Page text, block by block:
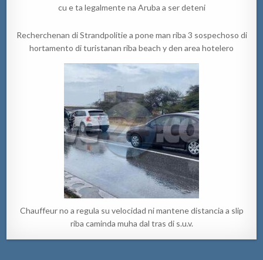
cu e ta legalmente na Aruba a ser deteni
Recherchenan di Strandpolitie a pone man riba 3 sospechoso di
hortamento di turistanan riba beach y den area hotelero
Chauffeur no a regula su velocidad ni mantene distancia a slip
riba caminda muha dal tras di s.u.v.